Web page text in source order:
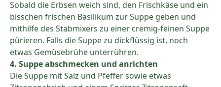
Sobald die Erbsen weich sind, den Frischkäse und ein
bisschen frischen Basilikum zur Suppe geben und
mithilfe des Stabmixers zu einer cremig-feinen Suppe
pürieren. Falls die Suppe zu dickflüssig ist, noch
etwas Gemüsebrühe unterrühren.
4. Suppe abschmecken und anrichten
Die Suppe mit Salz und Pfeffer sowie etwas